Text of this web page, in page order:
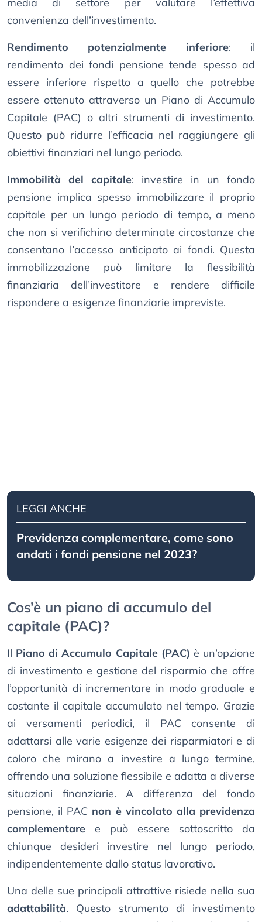
media di settore per valutare l’effettiva
convenienza dell’investimento.
Rendimento potenzialmente inferiore: il
rendimento dei fondi pensione tende spesso ad
essere inferiore rispetto a quello che potrebbe
essere ottenuto attraverso un Piano di Accumulo
Capitale (PAC) o altri strumenti di investimento.
Questo può ridurre l’efficacia nel raggiungere gli
obiettivi finanziari nel lungo periodo.
Immobilità del capitale: investire in un fondo
pensione implica spesso immobilizzare il proprio
capitale per un lungo periodo di tempo, a meno
che non si verifichino determinate circostanze che
consentano l’accesso anticipato ai fondi. Questa
immobilizzazione può limitare la flessibilità
finanziaria dell’investitore e rendere difficile
rispondere a esigenze finanziarie impreviste.
LEGGI ANCHE
Previdenza complementare, come sono
andati i fondi pensione nel 2023?
Cos’è un piano di accumulo del
capitale (PAC)?
Il Piano di Accumulo Capitale (PAC) è un’opzione
di investimento e gestione del risparmio che offre
l’opportunità di incrementare in modo graduale e
costante il capitale accumulato nel tempo. Grazie
ai versamenti periodici, il PAC consente di
adattarsi alle varie esigenze dei risparmiatori e di
coloro che mirano a investire a lungo termine,
offrendo una soluzione flessibile e adatta a diverse
situazioni finanziarie. A differenza del fondo
pensione, il PAC non è vincolato alla previdenza
complementare e può essere sottoscritto da
chiunque desideri investire nel lungo periodo,
indipendentemente dallo status lavorativo.
Una delle sue principali attrattive risiede nella sua
adattabilità. Questo strumento di investimento